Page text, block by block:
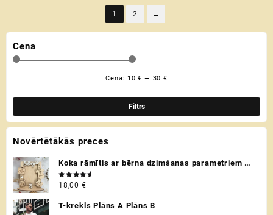
may
the
product
page
the
product
1 2 →
Cena
Filtrs
Cena: 10 € — 30 €
Novērtētākās preces
Koka rāmītis ar bērna dzimšanas parametriem /
metriku - personalizēta dāvana raudzībās un
citos svētkos ♡
Novērtēts
ar 5.00
18,00 €
T-krekls Plāns A Plāns B